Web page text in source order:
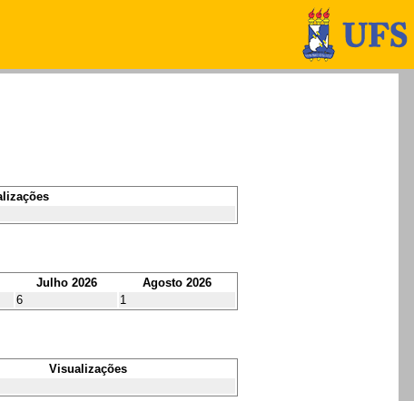
Julho 2026
Agosto 2026
6 1
Visualizações